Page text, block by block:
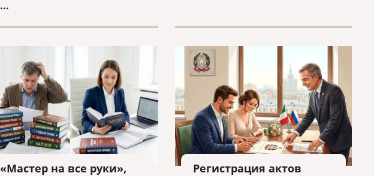
подтверждать факт работы в
договор — прямой путь к
взысканию неосновательного
обогащения.
...
«Мастер на все руки»,
Регистрация актов